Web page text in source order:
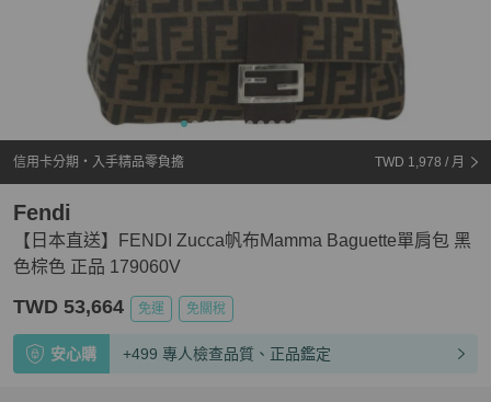
信用卡分期・入手精品零負擔 TWD 1,978 / 月
【日本直送】FENDI Zucca帆布Mamma Baguette單肩包 黑
色棕色 正品 179060V
Fendi
TWD 53,664 免運 免關稅
安心購 +499 專人檢查品質、正品鑑定